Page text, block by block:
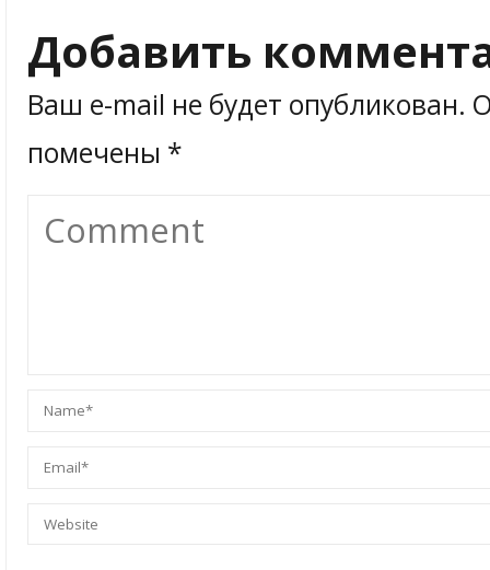
Добавить
Ваш e-mail не будет опубликован.
помечены *